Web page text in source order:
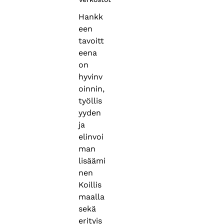
Hankk
een
tavoitt
eena
on
hyvinv
oinnin,
työllis
yyden
ja
elinvoi
man
lisäämi
nen
Koillis
maalla
sekä
erityis